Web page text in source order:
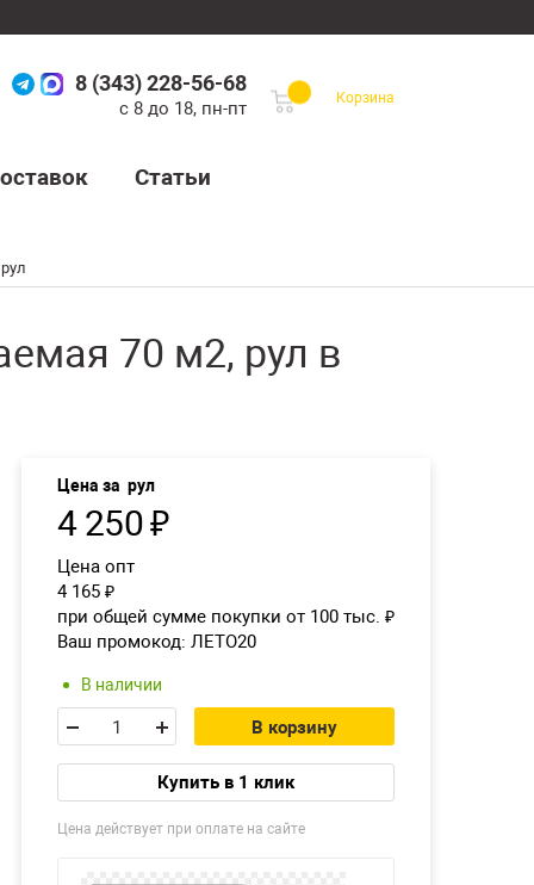
70 м2, рул в
Цена за рул
4 250₽
Цена опт
4 165 ₽
при общей сумме покупки от 100 тыс. ₽
Ваш промокод: ЛЕТО20
В наличии
В корзину
Купить в 1 клик
Цена действует при оплате на сайте
8 (343) 228-56-68
с 8 до 18, пн-пт
Корзина
Статьи